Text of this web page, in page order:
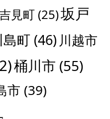
見町(25)坂戸
島町(46) 川越市
桶川市 (55)
市 (39)